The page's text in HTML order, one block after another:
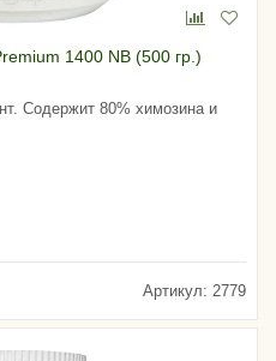
1400 NB (500 гр.)
Содержит 80% химозина и
Артикул: 2779